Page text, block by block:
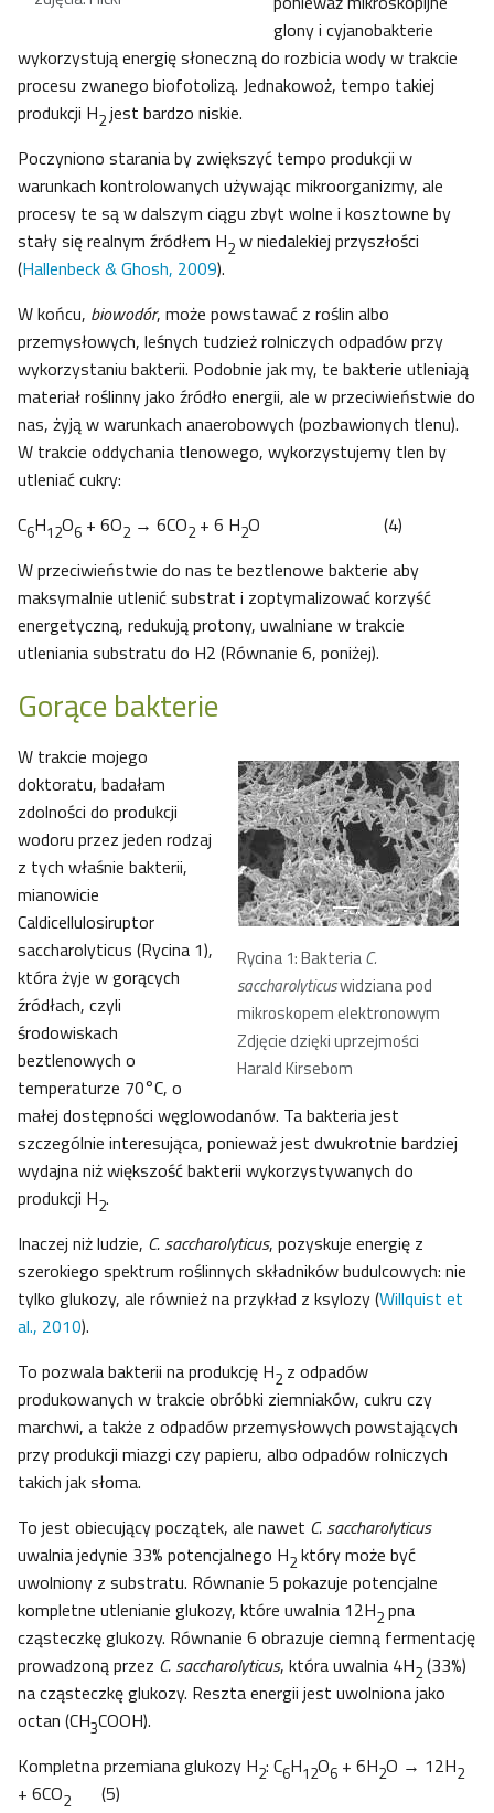
glony i cyjanobakterie
wykorzystują energię słoneczną do rozbicia wody w trakcie
procesu zwanego biofotolizą. Jednakowoż, tempo takiej
produkcji H2 jest bardzo niskie.
Poczyniono starania by zwiększyć tempo produkcji w
warunkach kontrolowanych używając mikroorganizmy, ale
procesy te są w dalszym ciągu zbyt wolne i kosztowne by
stały się realnym źródłem H2 w niedalekiej przyszłości
(Hallenbeck & Ghosh, 2009).
W końcu, biowodór, może powstawać z roślin albo
przemysłowych, leśnych tudzież rolniczych odpadów przy
wykorzystaniu bakterii. Podobnie jak my, te bakterie utleniają
materiał roślinny jako źródło energii, ale w przeciwieństwie do
nas, żyją w warunkach anaerobowych (pozbawionych tlenu).
W trakcie oddychania tlenowego, wykorzystujemy tlen by
utleniać cukry:
C6H12O6 + 6O2 → 6CO2 + 6 H2O (4)
W przeciwieństwie do nas te beztlenowe bakterie aby
maksymalnie utlenić substrat i zoptymalizować korzyść
energetyczną, redukują protony, uwalniane w trakcie
utleniania substratu do H2 (Równanie 6, poniżej).
Gorące bakterie
Rycina 1: BakteriaC.
saccharolyticuswidziana pod
mikroskopem elektronowym
Zdjęcie dzięki uprzejmości
Harald Kirsebom
W trakcie mojego
doktoratu, badałam
zdolności do produkcji
wodoru przez jeden rodzaj
z tych właśnie bakterii,
mianowicie
Caldicellulosiruptor
saccharolyticus (Rycina 1),
która żyje w gorących
źródłach, czyli
środowiskach
beztlenowych o
temperaturze 70°C, o
małej dostępności węglowodanów. Ta bakteria jest
szczególnie interesująca, ponieważ jest dwukrotnie bardziej
wydajna niż większość bakterii wykorzystywanych do
produkcji H2.
Inaczej niż ludzie, C. saccharolyticus, pozyskuje energię z
szerokiego spektrum roślinnych składników budulcowych: nie
tylko glukozy, ale również na przykład z ksylozy (Willquist et
al., 2010).
To pozwala bakterii na produkcję H2 z odpadów
produkowanych w trakcie obróbki ziemniaków, cukru czy
marchwi, a także z odpadów przemysłowych powstających
przy produkcji miazgi czy papieru, albo odpadów rolniczych
takich jak słoma.
To jest obiecujący początek, ale nawet C. saccharolyticus
uwalnia jedynie 33% potencjalnego H2 który może być
uwolniony z substratu. Równanie 5 pokazuje potencjalne
kompletne utlenianie glukozy, które uwalnia 12H2 pna
cząsteczkę glukozy. Równanie 6 obrazuje ciemną fermentację
prowadzoną przez C. saccharolyticus, która uwalnia 4H2 (33%)
na cząsteczkę glukozy. Reszta energii jest uwolniona jako
octan (CH3COOH).
Kompletna przemiana glukozy H2: C6H12O6 + 6H2O → 12H2
+ 6CO2 (5)